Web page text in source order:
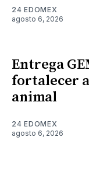
24 EDOMEX
agosto 6, 2026
Entrega
fortalecer
animal
24 EDOMEX
agosto 6, 2026